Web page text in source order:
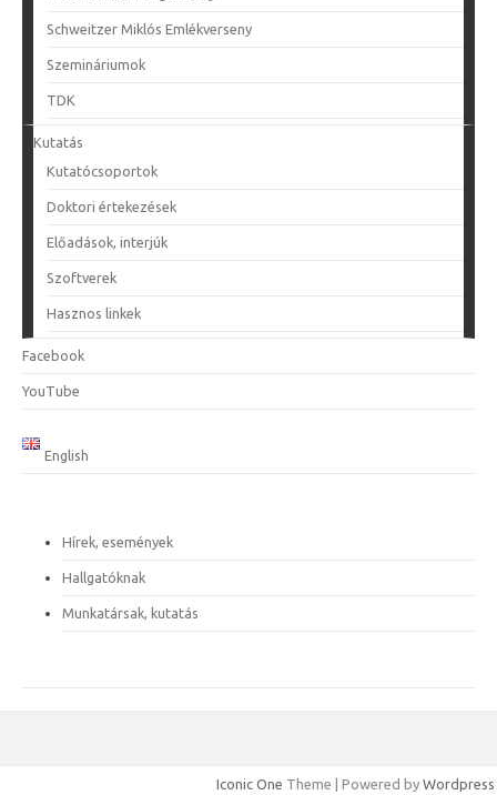
Schweitzer Miklós Emlékverseny
Szemináriumok
TDK
Kutatás
Kutatócsoportok
Doktori értekezések
Előadások, interjúk
Szoftverek
Hasznos linkek
Facebook
YouTube
English
Hírek, események
Hallgatóknak
Munkatársak, kutatás
Iconic One Theme | Powered by Wordpress